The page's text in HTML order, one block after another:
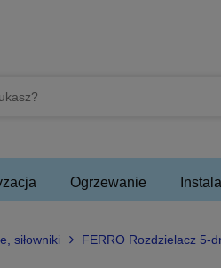
Ogrzewanie
siłowniki FERRO Rozdzielacz 5-